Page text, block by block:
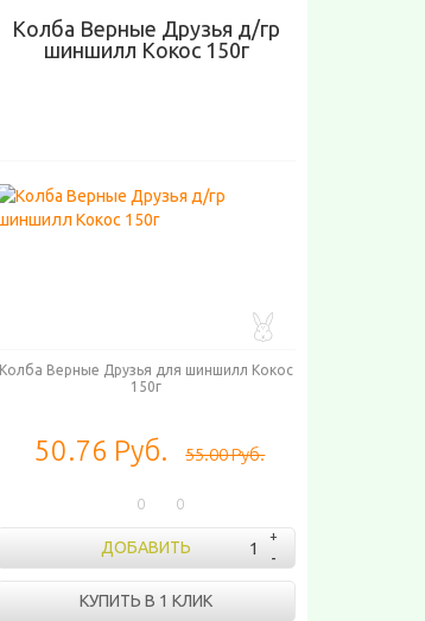
Колба Верные Друзья д/гр
шиншилл Кокос 150г
Колба Верные Друзья для шиншилл Кокос
150г
50.76 Руб. 55.00 Руб.
0 0
ДОБАВИТЬ
КУПИТЬ В 1 КЛИК